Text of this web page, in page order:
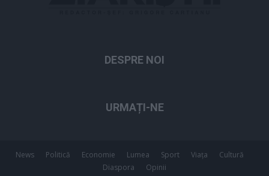
DESPRE NOI
URMAȚI-NE
News Politică Economie Lumea Sport Viața
Cultură
Diaspora
Opinii